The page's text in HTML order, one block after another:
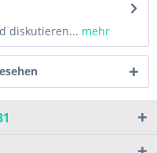
diskutieren... mehr